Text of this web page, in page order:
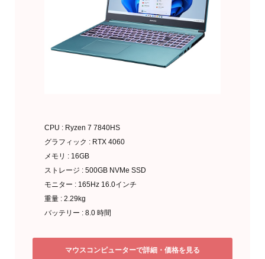
CPU : Ryzen 7 7840HS
グラフィック : RTX 4060
メモリ : 16GB
ストレージ : 500GB NVMe SSD
モニター : 165Hz 16.0インチ
重量 : 2.29kg
バッテリー : 8.0 時間
マウスコンピューターで詳細・価格を見る